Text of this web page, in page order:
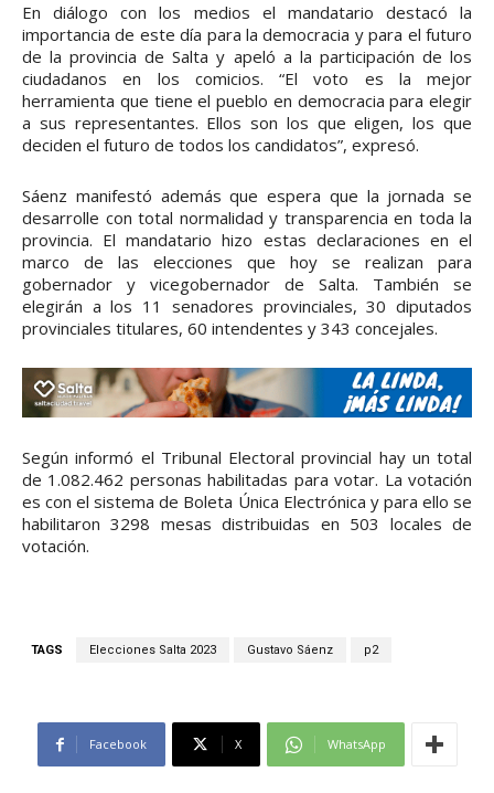
En diálogo con los medios el mandatario destacó la
importancia de este día para la democracia y para el futuro
de la provincia de Salta y apeló a la participación de los
ciudadanos en los comicios. “El voto es la mejor
herramienta que tiene el pueblo en democracia para elegir
a sus representantes. Ellos son los que eligen, los que
deciden el futuro de todos los candidatos”, expresó.
Sáenz manifestó además que espera que la jornada se
desarrolle con total normalidad y transparencia en toda la
provincia. El mandatario hizo estas declaraciones en el
marco de las elecciones que hoy se realizan para
gobernador y vicegobernador de Salta. También se
elegirán a los 11 senadores provinciales, 30 diputados
provinciales titulares, 60 intendentes y 343 concejales.
Según informó el Tribunal Electoral provincial hay un total
de 1.082.462 personas habilitadas para votar. La votación
es con el sistema de Boleta Única Electrónica y para ello se
habilitaron 3298 mesas distribuidas en 503 locales de
votación.
TAGS Elecciones Salta 2023 Gustavo Sáenz p2
Facebook X WhatsApp